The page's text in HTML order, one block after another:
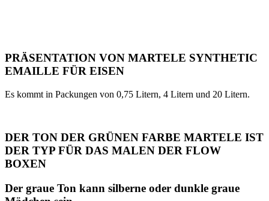
PRÄSENTATION VON MARTELE SYNTHETIC
EMAILLE FÜR EISEN
Es kommt in Packungen von 0,75 Litern, 4 Litern und 20 Litern.
DER TON DER GRÜNEN FARBE MARTELE IST
DER TYP FÜR DAS MALEN DER FLOW
BOXEN
Der graue Ton kann silberne oder dunkle graue